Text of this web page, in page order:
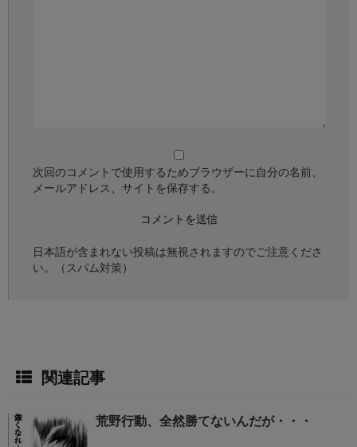
次回のコメントで使用するためブラウザーに自分の名前、
メールアドレス、サイトを保存する。
日本語が含まれない投稿は無視されますのでご注意くださ
い。（スパム対策）
関連記事
荒野行動、全然勝てないんだが・・・